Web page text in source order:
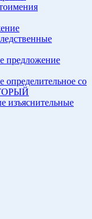
предложение
определительное со
изъяснительные